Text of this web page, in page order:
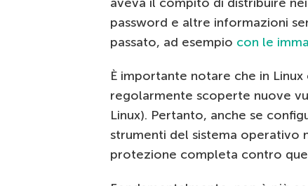
password e altre informazioni
passato, ad esempio con le
È importante notare che in
regolarmente scoperte nuove
Linux). Pertanto, anche se
strumenti del sistema operativo
protezione completa contro